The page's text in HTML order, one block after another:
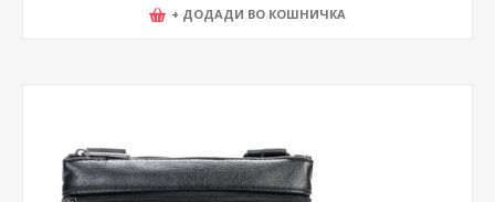
+ ДОДАДИ ВО КОШНИЧКА